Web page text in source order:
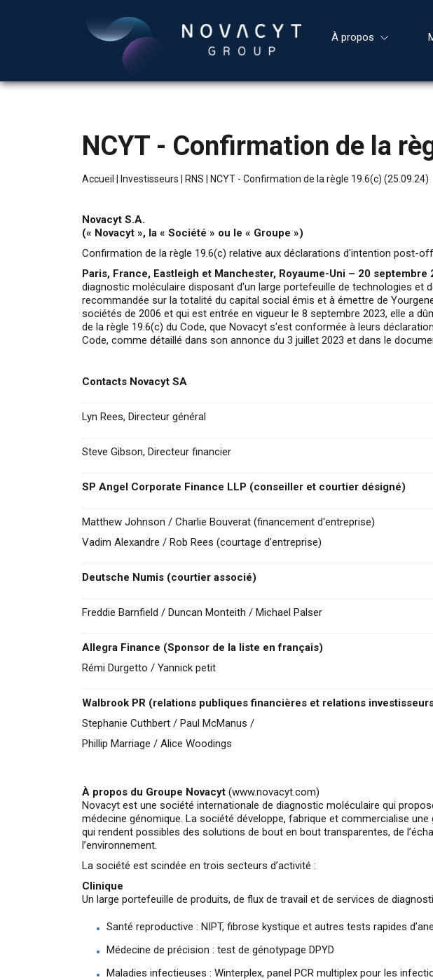
À propos
NCYT - Confirmation de la
Accueil Investisseurs RNS NCYT - Confirmation de la règle 19.6(c) (25.09.24)
Novacyt S.A.
(« Novacyt », la « Société » ou le « Groupe »)
Confirmation de la règle 19.6(c) relative aux déclarations d'intention post-
Paris, France, Eastleigh et Manchester, Royaume-Uni – 20 septembre
diagnostic moléculaire disposant d'un large portefeuille de technologies et
recommandée sur la totalité du capital social émis et à émettre de
sociétés de 2006 et qui est entrée en vigueur le 8 septembre 2023, elle a
de la règle 19.6(c) du Code, que Novacyt s'est conformée à leurs
Code, comme détaillé dans son annonce du 3 juillet 2023 et dans le
Contacts Novacyt SA
Lyn Rees, Directeur général
Steve Gibson, Directeur financier
SP Angel Corporate Finance LLP (conseiller et courtier désigné)
Matthew Johnson / Charlie Bouverat (financement d'entreprise)
Vadim Alexandre / Rob Rees (courtage d’entreprise)
Deutsche Numis (courtier associé)
Freddie Barnfield / Duncan Monteith / Michael Palser
Allegra Finance (Sponsor de la liste en français)
Rémi Durgetto / Yannick petit
Walbrook PR (relations publiques financières et relations
Stephanie Cuthbert / Paul McManus /
Phillip Marriage / Alice Woodings
À propos du Groupe Novacyt (www.novacyt.com)
Novacyt est une société internationale de diagnostic moléculaire qui
médecine génomique. La société développe, fabrique et commercialise
qui rendent possibles des solutions de bout en bout transparentes, de
l’environnement.
La société est scindée en trois secteurs d’activité :
Clinique
Un large portefeuille de produits, de flux de travail et de services de
Santé reproductive : NIPT, fibrose kystique et autres tests rapides
Médecine de précision : test de génotypage DPYD
Maladies infectieuses : Winterplex, panel PCR multiplex pour les